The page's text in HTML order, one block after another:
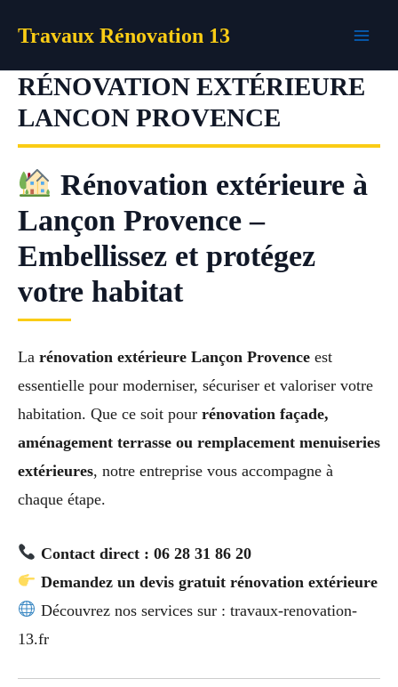
Travaux Rénovation 13
RÉNOVATION EXTÉRIEURE
LANCON PROVENCE
Rénovation extérieure à
Lançon Provence –
Embellissez et protégez
votre habitat
La rénovation extérieure Lançon Provence est
essentielle pour moderniser, sécuriser et valoriser votre
habitation. Que ce soit pour rénovation façade,
aménagement terrasse ou remplacement menuiseries
extérieures, notre entreprise vous accompagne à
chaque étape.
Contact direct : 06 28 31 86 20
Demandez un devis gratuit rénovation extérieure
Découvrez nos services sur : travaux-renovation-
13.fr